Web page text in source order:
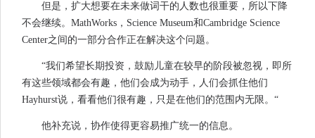
但是，扩大想要在未来做词干的人数也很重要，所以下降
不会继续。MathWorks，Science Museum和Cambridge Science
Center之间的一部分合作正在解决这个问题。
“我们希望长期投资，鼓励儿童在较早的阶段被忽视，即所
有这些领域都会有趣，他们会成为动手，人们会抓住他们
Hayhurst说，看看他们很有趣，只是在他们的范围内无限。“
他补充说，协作使得更容易推广统一的信息。